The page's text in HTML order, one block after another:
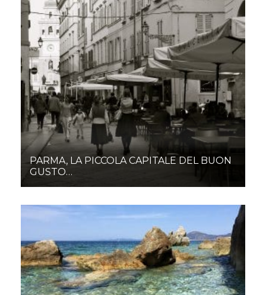
PARMA, LA PICCOLA CAPITALE DEL BUON
GUSTO…